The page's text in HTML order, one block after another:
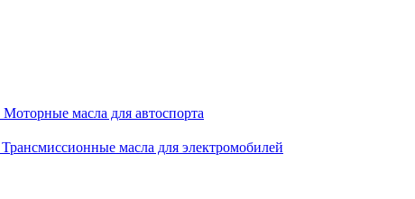
Моторные масла для автоспорта
Трансмиссионные масла для электромобилей